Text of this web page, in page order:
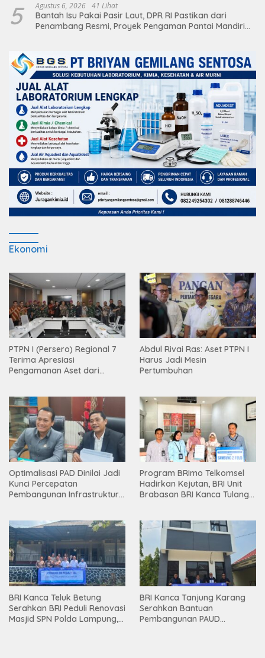
5 Agustus 6, 2026 41 Lihat
Bantah Isu Pakai Pasir Laut, DPR RI Pastikan dari
Penambang Resmi, Proyek Pengaman Pantai Mandiri
Ekonomi
PTPN I (Persero) Regional 7
Terima Apresiasi
Pengamanan Aset dari
Abdul Rivai Ras: Aset PTPN I
Harus Jadi Mesin
Pertumbuhan
Optimalisasi PAD Dinilai Jadi
Kunci Percepatan
Pembangunan Infrastruktur
Program BRImo Telkomsel
Hadirkan Kejutan, BRI Unit
Brabasan BRI Kanca Tulang
Mesuji
BRI Kanca Teluk Betung
Serahkan BRI Peduli Renovasi
Masjid SPN Polda Lampung,
BRI Kanca Tanjung Karang
Serahkan Bantuan
Pembangunan PAUD